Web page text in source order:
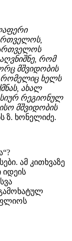
რომ
მშვიდობის
რომელიც ხელს
ახალ
რეგიონულ
მშვიდობის
ზ. ხონელიძე.
ამ კითხვაზე
იდეის